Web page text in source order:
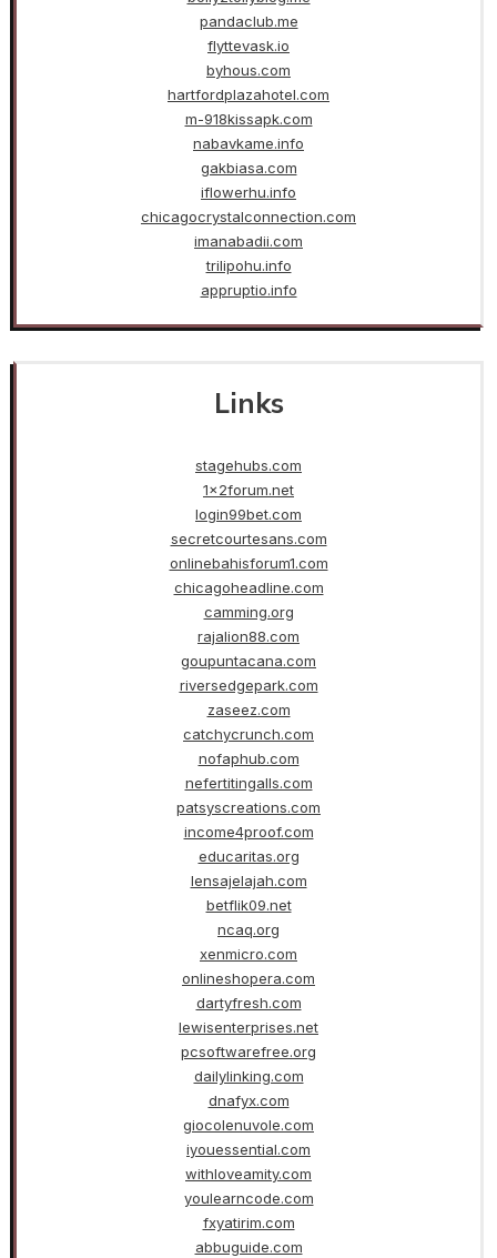
pandaclub.me
flyttevask.io
byhous.com
hartfordplazahotel.com
m-918kissapk.com
nabavkame.info
gakbiasa.com
iflowerhu.info
chicagocrystalconnection.com
imanabadii.com
trilipohu.info
appruptio.info
Links
stagehubs.com
1x2forum.net
login99bet.com
secretcourtesans.com
onlinebahisforum1.com
chicagoheadline.com
camming.org
rajalion88.com
goupuntacana.com
riversedgepark.com
zaseez.com
catchycrunch.com
nofaphub.com
nefertitingalls.com
patsyscreations.com
income4proof.com
educaritas.org
lensajelajah.com
betflik09.net
ncaq.org
xenmicro.com
onlineshopera.com
dartyfresh.com
lewisenterprises.net
pcsoftwarefree.org
dailylinking.com
dnafyx.com
giocolenuvole.com
iyouessential.com
withloveamity.com
youlearncode.com
fxyatirim.com
abbuguide.com